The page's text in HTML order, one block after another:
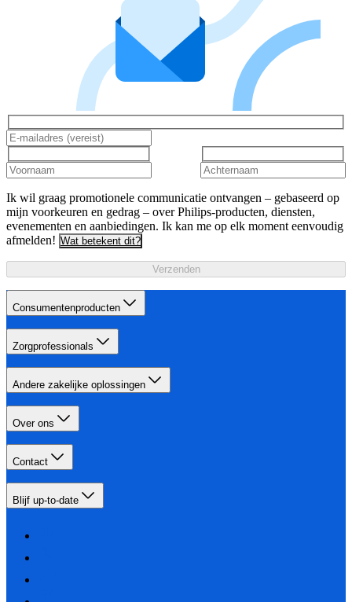
Ik wil graag promotionele communicatie ontvangen – gebaseerd op
mijn voorkeuren en gedrag – over Philips-producten, diensten,
evenementen en aanbiedingen. Ik kan me op elk moment eenvoudig
afmelden! Wat betekent dit?
Verzenden
Consumentenproducten
Zorgprofessionals
Andere zakelijke oplossingen
Over ons
Contact
Blijf up-to-date